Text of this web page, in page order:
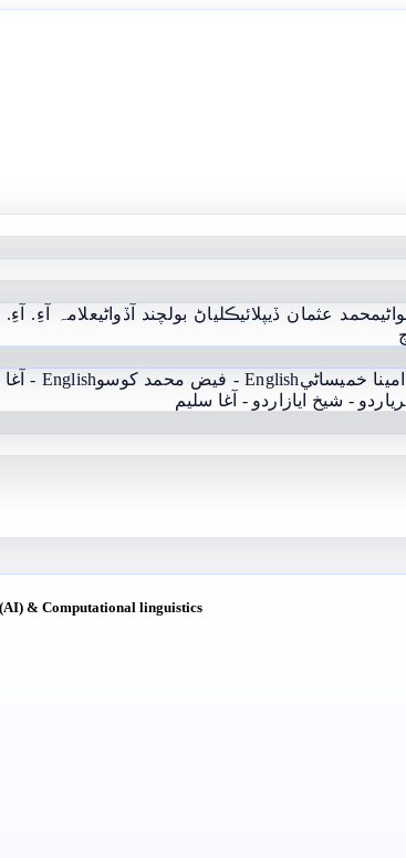
محمد عثمان ڏيپلائيڪلياڻ بولچند آڏواڻيعلامہ آءِ.
English - فيض محمد کوسو English - آغا سليم
اردو - شيخ اياز اردو - آغا سليم
& Computational linguistics